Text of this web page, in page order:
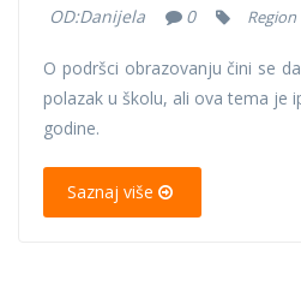
OD:Danijela 0 Region
O podršci obrazovanju čini se
polazak u školu, ali ova tema je
godine.
Saznaj više